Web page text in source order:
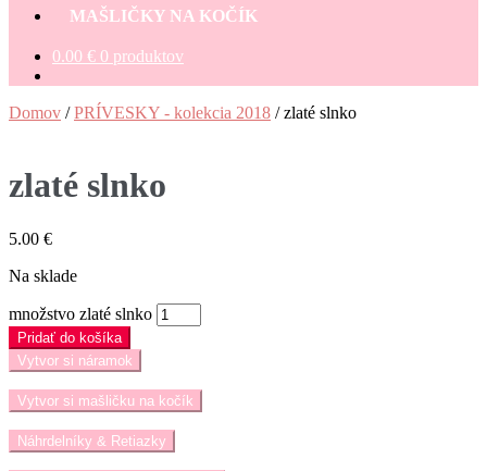
MAŠLIČKY NA KOČÍK
0.00 € 0 produktov
Domov /PRÍVESKY - kolekcia 2018 /zlaté slnko
zlaté slnko
5.00 €
Na sklade
množstvo zlaté slnko
Pridať do košíka
Vytvor si náramok
Vytvor si mašličku na kočík
Náhrdelníky & Retiazky